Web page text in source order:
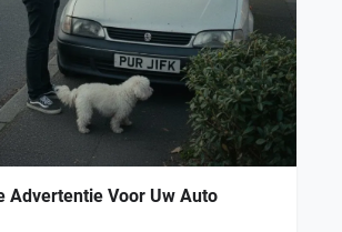
Advertentie Voor Uw Auto